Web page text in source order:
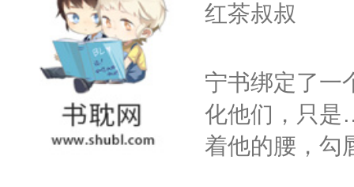
红茶叔叔
宁书绑定了一
化他们，只是
着他的腰，勾